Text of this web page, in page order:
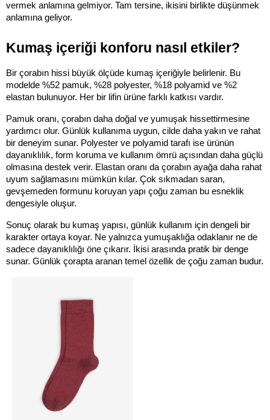
vermek anlamına gelmiyor. Tam tersine, ikisini birlikte düşünmek
anlamına geliyor.
Kumaş içeriği konforu nasıl etkiler?
Bir çorabın hissi büyük ölçüde kumaş içeriğiyle belirlenir. Bu
modelde %52 pamuk, %28 polyester, %18 polyamid ve %2
elastan bulunuyor. Her bir lifin ürüne farklı katkısı vardır.
Pamuk oranı, çorabın daha doğal ve yumuşak hissettirmesine
yardımcı olur. Günlük kullanıma uygun, cilde daha yakın ve rahat
bir deneyim sunar. Polyester ve polyamid tarafı ise ürünün
dayanıklılık, form koruma ve kullanım ömrü açısından daha güçlü
olmasına destek verir. Elastan oranı da çorabın ayağa daha rahat
uyum sağlamasını mümkün kılar. Çok sıkmadan saran,
gevşemeden formunu koruyan yapı çoğu zaman bu esneklik
dengesiyle oluşur.
Sonuç olarak bu kumaş yapısı, günlük kullanım için dengeli bir
karakter ortaya koyar. Ne yalnızca yumuşaklığa odaklanır ne de
sadece dayanıklılığı öne çıkarır. İkisi arasında pratik bir denge
sunar. Günlük çorapta aranan temel özellik de çoğu zaman budur.